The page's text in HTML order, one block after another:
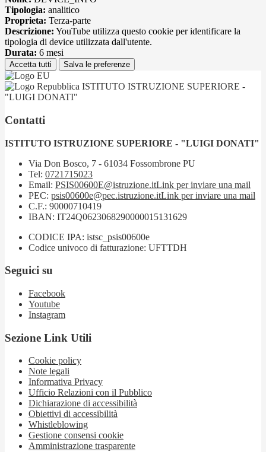
Tipologia: analitico
Proprieta: Terza-parte
Descrizione: YouTube utilizza questo cookie per identificare la
tipologia di device utilizzata dall'utente.
Durata: 6 mesi
Accetta tutti Salva le preferenze
ISTITUTO ISTRUZIONE SUPERIORE -
"LUIGI DONATI"
Contatti
ISTITUTO ISTRUZIONE SUPERIORE - "LUIGI DONATI"
Via Don Bosco, 7 - 61034 Fossombrone PU
Tel: 0721715023
Email: PSIS00600E@istruzione.itLink per inviare una mail
PEC: psis00600e@pec.istruzione.itLink per inviare una mail
C.F.: 90000710419
IBAN: IT24Q0623068290000015131629
CODICE IPA: istsc_psis00600e
Codice univoco di fatturazione: UFTTDH
Seguici su
Facebook
Youtube
Instagram
Sezione Link Utili
Cookie policy
Note legali
Informativa Privacy
Ufficio Relazioni con il Pubblico
Dichiarazione di accessibilità
Obiettivi di accessibilità
Whistleblowing
Gestione consensi cookie
Amministrazione trasparente